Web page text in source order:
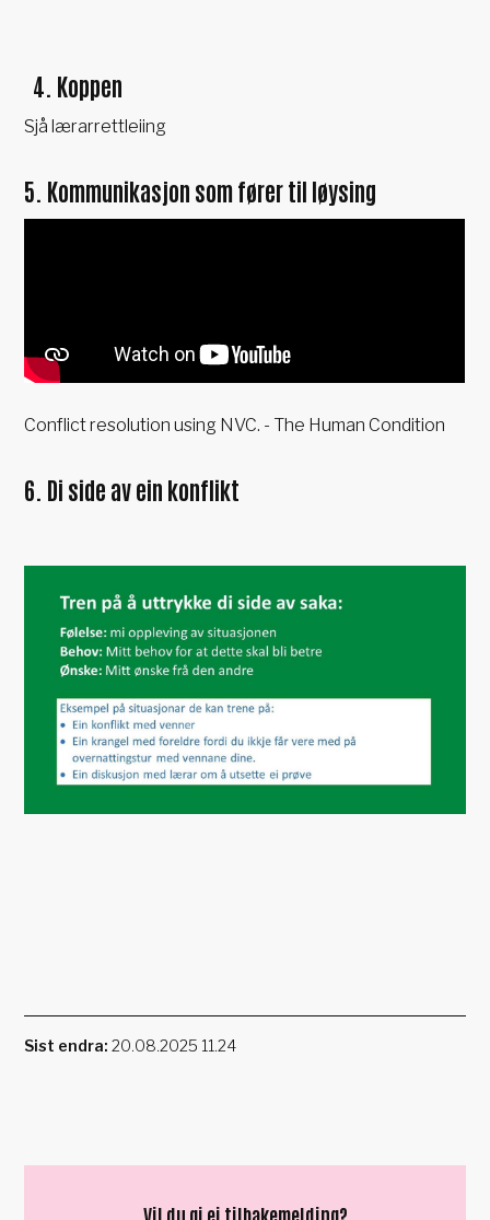
4. Koppen
Sjå lærarrettleiing
5. Kommunikasjon som fører til løysing
Conflict resolution using NVC. - The Human Condition
6. Di side av ein konflikt
Sist endra 20.08.2025 11.24
Vil du gi ei tilbakemelding?